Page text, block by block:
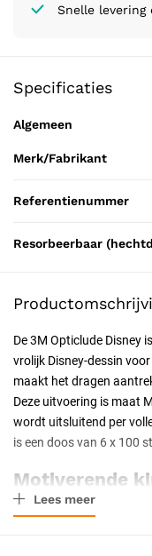
Snelle levering
Specificaties
Algemeen
Merk/Fabrikant
Referentienummer
Resorbeerbaar
De 3M Opticlude Disney
vrolijk Disney-dessin
maakt het dragen
Deze uitvoering is maat
wordt uitsluitend per
is een doos van 6 x 100
Motiverende
De pleister is bedrukt
Lees meer